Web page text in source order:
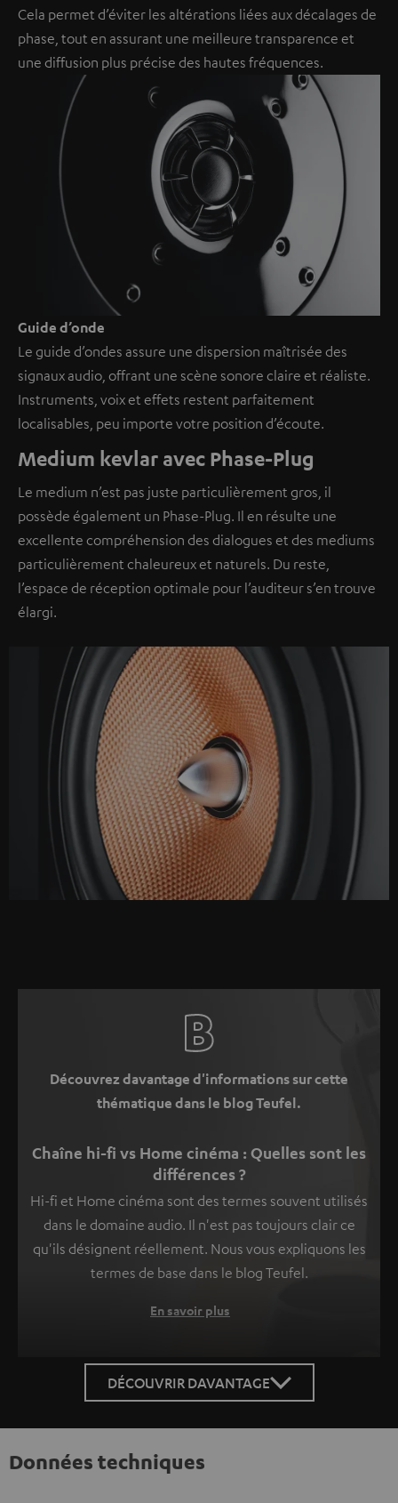
Cela permet d’éviter les altérations liées aux décalages de
phase, tout en assurant une meilleure transparence et
une diffusion plus précise des hautes fréquences.
Guide d’onde
Le guide d’ondes assure une dispersion maîtrisée des
signaux audio, offrant une scène sonore claire et réaliste.
Instruments, voix et effets restent parfaitement
localisables, peu importe votre position d’écoute.
Medium kevlar avec Phase-Plug
Le medium n’est pas juste particulièrement gros, il
possède également un Phase-Plug. Il en résulte une
excellente compréhension des dialogues et des mediums
particulièrement chaleureux et naturels. Du reste,
l’espace de réception optimale pour l’auditeur s’en trouve
élargi.
Découvrez davantage d'informations sur cette
thématique dans le blog Teufel.
Chaîne hi-fi vs Home cinéma : Quelles sont les
différences ?
Hi-fi et Home cinéma sont des termes souvent utilisés
dans le domaine audio. Il n'est pas toujours clair ce
qu'ils désignent réellement. Nous vous expliquons les
termes de base dans le blog Teufel.
En savoir plus
DÉCOUVRIR DAVANTAGE
Données techniques